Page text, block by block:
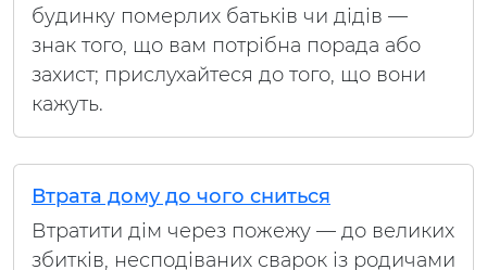
будинку померлих батьків чи дідів —
знак того, що вам потрібна порада або
захист; прислухайтеся до того, що вони
кажуть.
Втрата дому до чого сниться
Втратити дім через пожежу — до великих
збитків, несподіваних сварок із родичами